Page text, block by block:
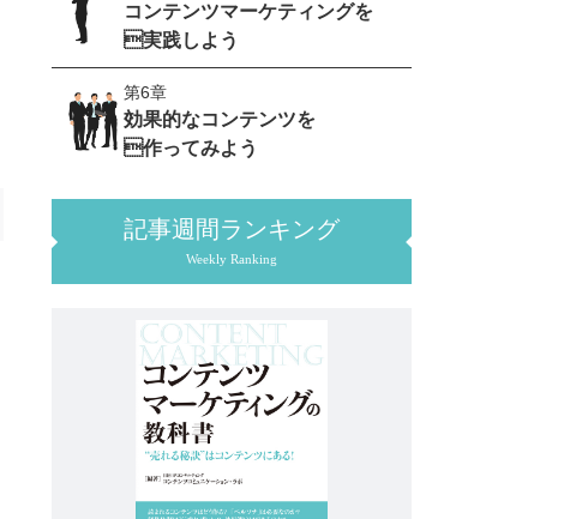
コンテンツマーケティングを
実践しよう
第6章
効果的なコンテンツを
作ってみよう
記事週間ランキング
Weekly Ranking